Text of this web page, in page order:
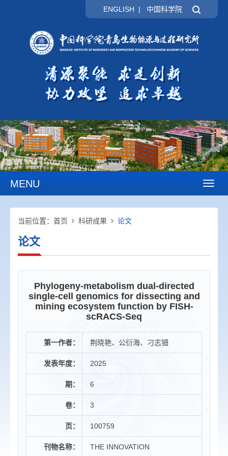
ENGLISH | 中国科学院
MENU
当前位置： 首页 科研成果 论文
论文
Phylogeny-metabolism dual-directed
single-cell genomics for dissecting and
mining ecosystem function by FISH-
scRACS-Seq
第一作者： 荆晓艳、公衍海、刁志钿
发表年度： 2025
期： 6
卷： 3
页： 100759
刊物名称： THE INNOVATION